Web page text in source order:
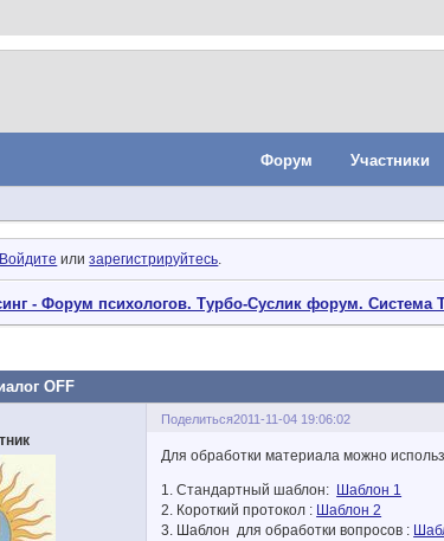
Форум Участники
Войдите илизарегистрируйтесь
- Форум психологов. Турбо-Суслик форум. Система
OFF
Поделиться2011-11-04 19:06:02
Для обработки материала можно
1. Стандартный шаблон: Шаблон 1
2. Короткий протокол : Шаблон 2
3. Шаблон для обработки вопросов :